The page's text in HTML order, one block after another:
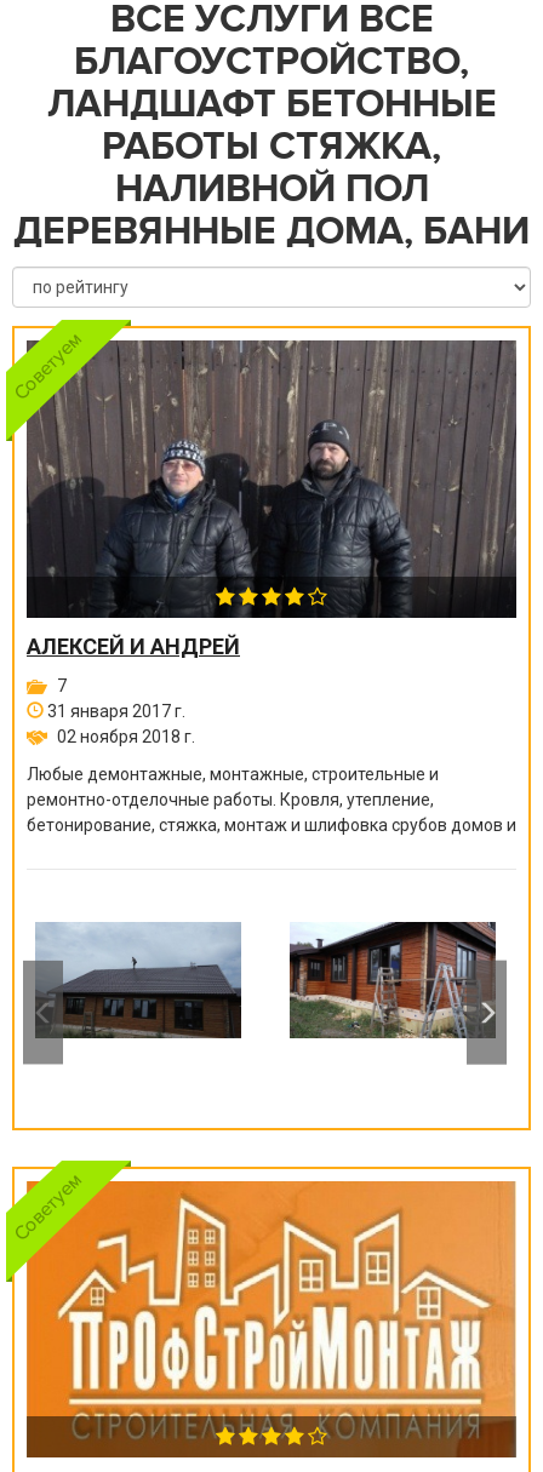
ВСЕ УСЛУГИ ВСЕ
БЛАГОУСТРОЙСТВО,
ЛАНДШАФТ БЕТОННЫЕ
РАБОТЫ СТЯЖКА,
НАЛИВНОЙ ПОЛ
ДЕРЕВЯННЫЕ ДОМА, БАНИ
АЛЕКСЕЙ И АНДРЕЙ
7
31 января 2017 г.
02 ноября 2018 г.
Любые демонтажные, монтажные, строительные и
ремонтно-отделочные работы. Кровля, утепление,
бетонирование, стяжка, монтаж и шлифовка срубов домов и
другое.